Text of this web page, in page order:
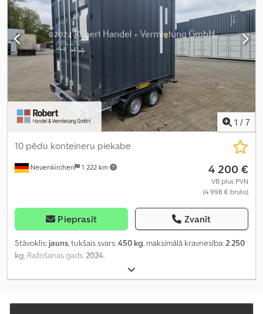
1 / 7
Neuenkirchen 1 222 km
10 pēdu konteineru piekabe
4 200 €
VB plus PVN
(4 998 € bruto)
Pieprasīt Zvanīt
Stāvoklis: jauns, tukšais svars:450 kg, maksimālā kravnesība:2 250
kg, Ražošanas gads:2024,